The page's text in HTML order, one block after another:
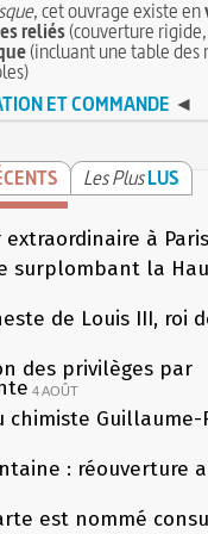
, cet ouvrage existe en
reliés(couverture
(incluant une table des
ET COMMANDE ◄
Les PlusLUS
à Paris
surplombant la
de Louis III, roi
des privilèges par
4 AOÛT
chimiste Guillaume-
: réouverture
est nommé